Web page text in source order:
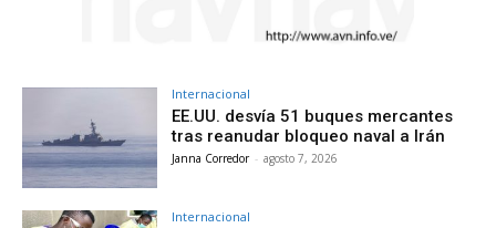
Internacional
EE.UU. desvía 51 buques mercantes
tras reanudar bloqueo naval a Irán
Janna Corredor - agosto 7, 2026
Internacional